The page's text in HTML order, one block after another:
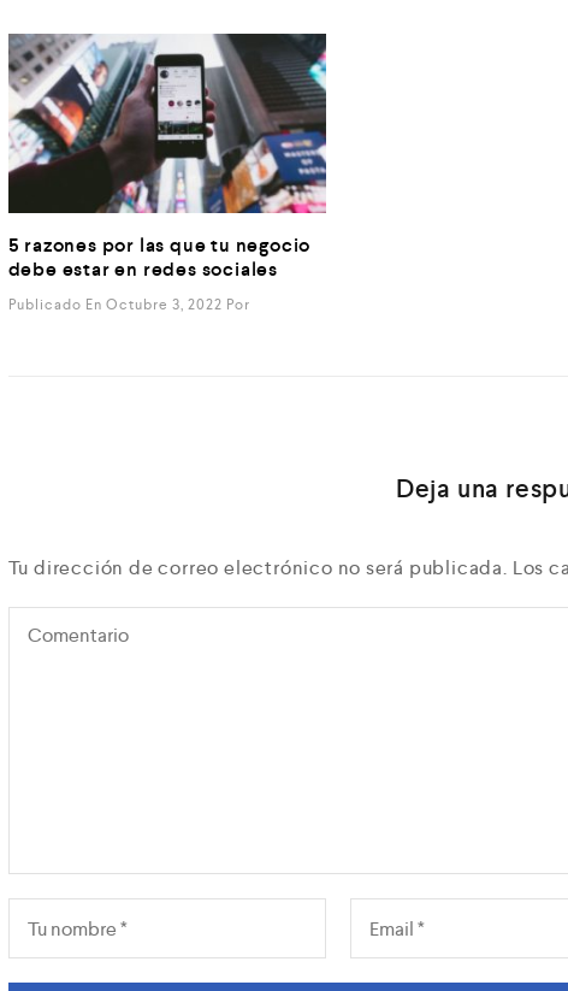
5 razones por las que tu negocio
debe estar en redes sociales
Publicado En Octubre 3, 2022 Por
Deja una
Tu dirección de correo electrónico no será publicada. Los